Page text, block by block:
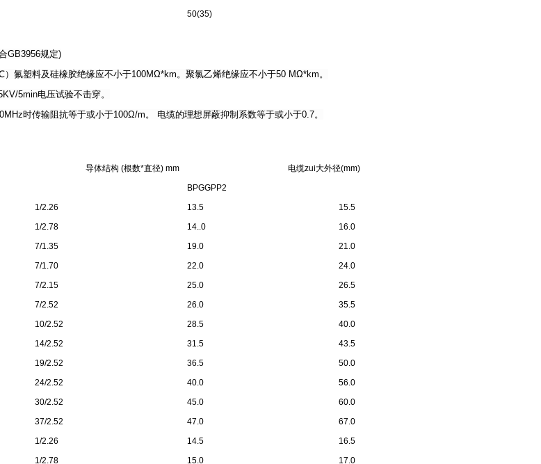
50(35)
GB3956规定)
氟塑料及硅橡胶绝缘应不小于100MΩ*km。聚氯乙烯绝缘应不小于50 MΩ*km。
5min电压试验不击穿。
时传输阻抗等于或小于100Ω/m。 电缆的理想屏蔽抑制系数等于或小于0.7。
导体结构 (根数*直径) mm
电缆zui大外径(mm)
BPGGPP2
1/2.26 13.5
15.5
1/2.78 14..0
16.0
7/1.35 19.0
21.0
7/1.70 22.0
24.0
7/2.15 25.0
26.5
7/2.52 26.0
35.5
10/2.52 28.5
40.0
14/2.52 31.5
43.5
19/2.52 36.5
50.0
24/2.52 40.0
56.0
30/2.52 45.0
60.0
37/2.52 47.0
67.0
1/2.26 14.5
16.5
1/2.78 15.0 17.0